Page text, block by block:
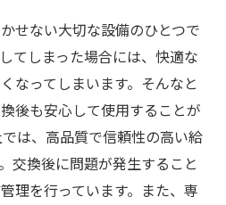
せない大切な設備のひとつで
てしまった場合には、快適な
なってしまいます。そんなと
後も安心して使用することが
は、高品質で信頼性の高い給
交換後に問題が発生すること
理を行っています。また、専